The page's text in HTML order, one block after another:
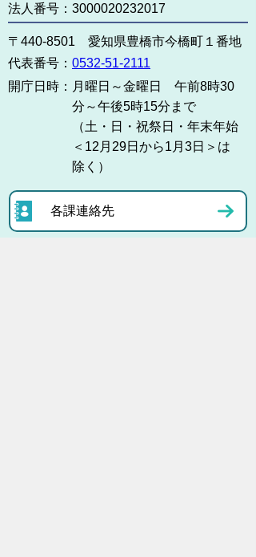
法人番号：3000020232017
〒440-8501 愛知県豊橋市今橋町１番地
代表番号： 0532-51-2111
開庁日時： 月曜日～金曜日 午前8時30
分～午後5時15分まで
（土・日・祝祭日・年末年始
＜12月29日から1月3日＞は
除く）
各課連絡先